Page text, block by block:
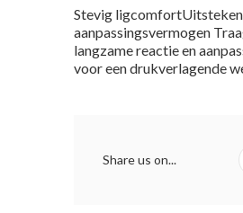
Stevig
aanpassingsvermogen
langzame reactie en
voor een drukverlagende
Share us on...